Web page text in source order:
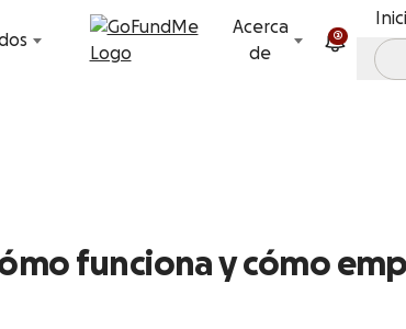
Ir directamente al contenido
Acerca
de
2
funciona y cómo